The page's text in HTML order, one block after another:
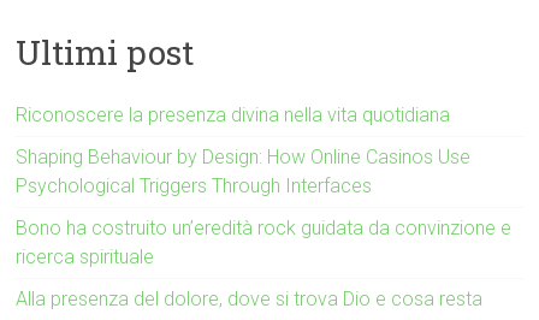
Ultimi post
Riconoscere la presenza divina nella vita quotidiana
Shaping Behaviour by Design: How Online Casinos Use
Psychological Triggers Through Interfaces
Bono ha costruito un’eredità rock guidata da convinzione e
ricerca spirituale
Alla presenza del dolore, dove si trova Dio e cosa resta